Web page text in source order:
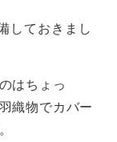
しておきまし
はちょっ
織物でカバー